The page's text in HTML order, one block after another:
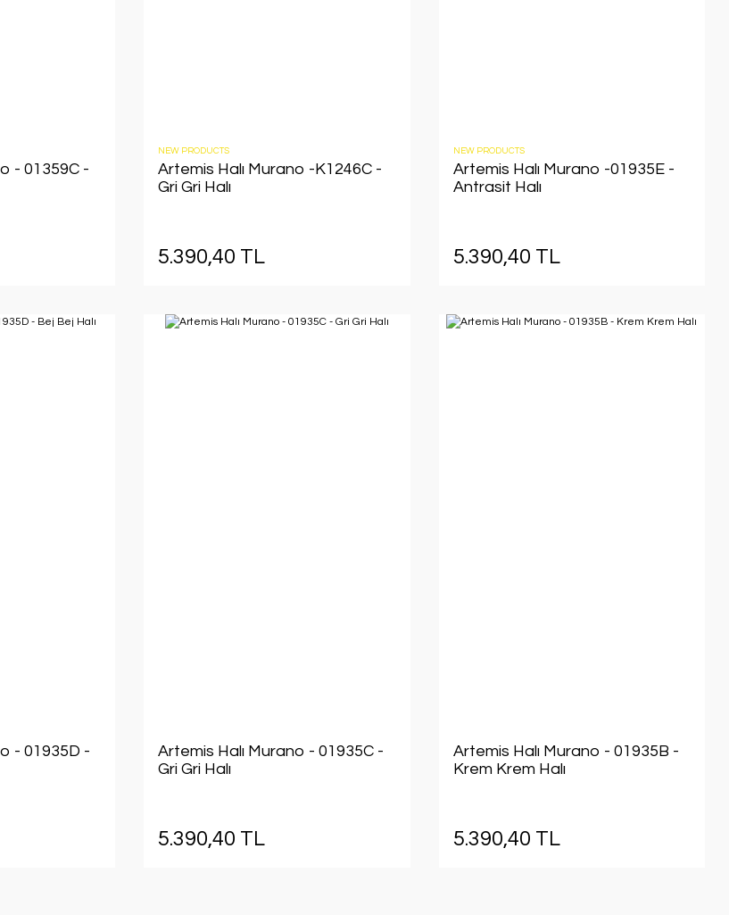
- 01359C -
NEW PRODUCTS
Artemis Halı Murano -K1246C -
Gri Gri Halı
5.390,40 TL
NEW PRODUCTS
Artemis Halı Murano -01935E -
Antrasit Halı
5.390,40 TL
- 01935D -
Artemis Halı Murano - 01935C -
Gri Gri Halı
5.390,40 TL
Artemis Halı Murano - 01935B -
Krem Krem Halı
5.390,40 TL